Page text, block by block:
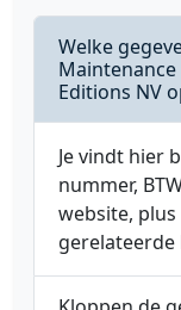
Welke
Editions NV
Je vindt hier
nummer,
website,
gerelateerde